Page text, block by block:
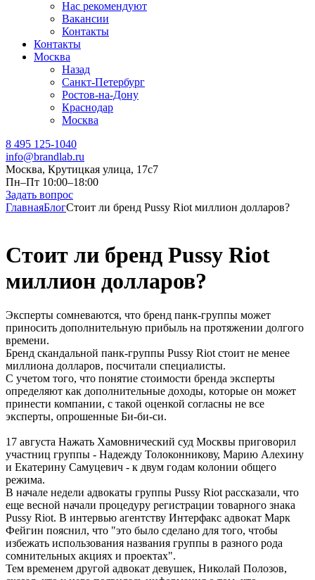
Нас рекомендуют
Вакансии
Контакты
Контакты
Москва
Назад
Санкт-Петербург
Ростов-на-Дону
Краснодар
Москва
8 495 125-1040
info@brandlab.ru
Москва, Крутицкая улица, 17с7
Пн–Пт 10:00–18:00
Задать вопрос
ГлавнаяБлогСтоит ли бренд Pussy Riot миллион долларов?
Стоит ли бренд Pussy Riot
миллион долларов?
Эксперты сомневаются, что бренд панк-группы может
приносить дополнительную прибыль на протяжении долгого
времени.
Бренд скандальной панк-группы Pussy Riot стоит не менее
миллиона долларов, посчитали специалисты.
С учетом того, что понятие стоимости бренда эксперты
определяют как дополнительные доходы, которые он может
принести компании, с такой оценкой согласны не все
эксперты, опрошенные Би-би-си.
17 августа Нажать Хамовнический суд Москвы приговорил
участниц группы - Надежду Толоконникову, Марию Алехину
и Екатерину Самуцевич - к двум годам колонии общего
режима.
В начале недели адвокаты группы Pussy Riot рассказали, что
еще весной начали процедуру регистрации товарного знака
Pussy Riot. В интервью агентству Интерфакс адвокат Марк
Фейгин пояснил, что "это было сделано для того, чтобы
избежать использования названия группы в разного рода
сомнительных акциях и проектах".
Тем временем другой адвокат девушек, Николай Полозов,